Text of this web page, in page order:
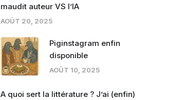
maudit auteur VS l’IA
AOÛT 20, 2025
Piginstagram enfin
disponible
AOÛT 10, 2025
A quoi sert la littérature ? J’ai (enfin)